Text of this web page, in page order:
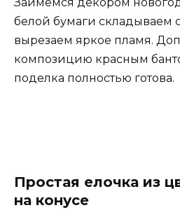
белой бумаги складываем
вырезаем яркое пламя.
композицию красным
поделка полностью готова.
Простая елочка из
на конусе